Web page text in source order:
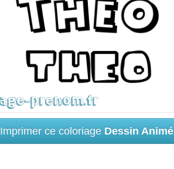
Imprimer ce coloriage Dessin Animé